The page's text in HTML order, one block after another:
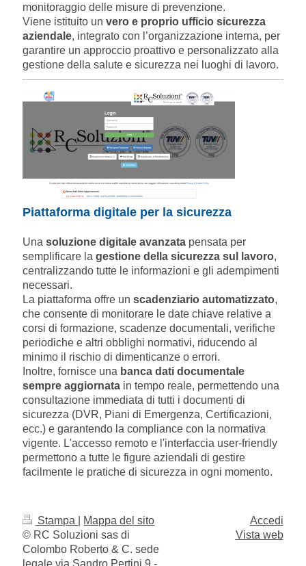
monitoraggio delle misure di prevenzione.
Viene istituito unvero e proprio ufficio sicurezza
aziendale, integrato con l’organizzazione interna, per
garantire un approccio proattivo e personalizzato alla
gestione della salute e sicurezza nei luoghi di lavoro.
Piattaforma digitale per la sicurezza
Unasoluzione digitale avanzata pensata per
semplificare lagestione della sicurezza sul lavoro,
centralizzando tutte le informazioni e gli adempimenti
necessari.
La piattaforma offre unscadenziario automatizzato,
che consente di monitorare le date chiave relative a
corsi di formazione, scadenze documentali, verifiche
periodiche e altri obblighi normativi, riducendo al
minimo il rischio di dimenticanze o errori.
Inoltre, fornisce una banca dati documentale
sempre aggiornata in tempo reale, permettendo una
consultazione immediata di tutti i documenti di
sicurezza (DVR, Piani di Emergenza, Certificazioni,
ecc.) e garantendo la compliance con la normativa
vigente. L'accesso remoto e l'interfaccia user-friendly
permettono a tutte le figure aziendali di gestire
facilmente le pratiche di sicurezza in ogni momento.
Stampa
Mappa del sito
© RC Soluzioni sas di
Colombo Roberto & C. sede
Accedi
Vista web